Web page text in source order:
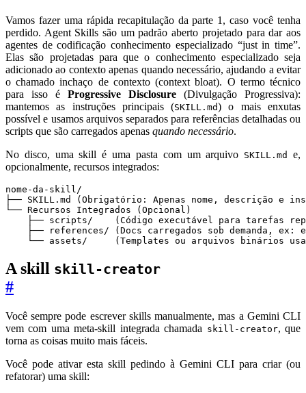
Vamos fazer uma rápida recapitulação da parte 1, caso você tenha
perdido. Agent Skills são um padrão aberto projetado para dar aos
agentes de codificação conhecimento especializado “just in time”.
Elas são projetadas para que o conhecimento especializado seja
adicionado ao contexto apenas quando necessário, ajudando a evitar
o chamado inchaço de contexto (context bloat). O termo técnico
para isso é Progressive Disclosure (Divulgação Progressiva):
mantemos as instruções principais (SKILL.md) o mais enxutas
possível e usamos arquivos separados para referências detalhadas ou
scripts que são carregados apenas quando necessário.
No disco, uma skill é uma pasta com um arquivo SKILL.md
e,
opcionalmente, recursos integrados:
└── assets/     (Templates ou arquivos binários
A skill skill-creator
#
Você sempre pode escrever skills manualmente, mas a Gemini CLI
vem com uma meta-skill integrada chamada skill-creator, que
torna as coisas muito mais fáceis.
Você pode ativar esta skill pedindo à Gemini CLI para criar (ou
refatorar) uma skill: